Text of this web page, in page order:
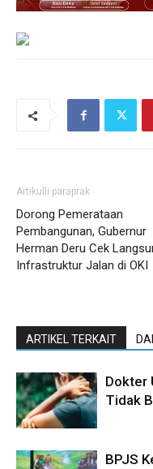
Artikulli paraprak
Dorong Pemerataan
Pembangunan, Gubernur
Herman Deru Cek
Infrastruktur Jalan di OKI
ARTIKEL TERKAIT
Dokter
Tidak
BPJS